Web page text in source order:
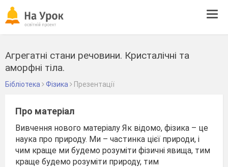
Агрегатні стани речовини. Кристалічні та
аморфні тіла.
Бібліотека Фізика Презентації
Про матеріал
Вивчення нового матеріалу Як відомо, фізика – це
наука про природу. Ми – частинка цієї природи, і
чим краще ми будемо розуміти фізичні явища, тим
краще будемо розуміти природу, тим